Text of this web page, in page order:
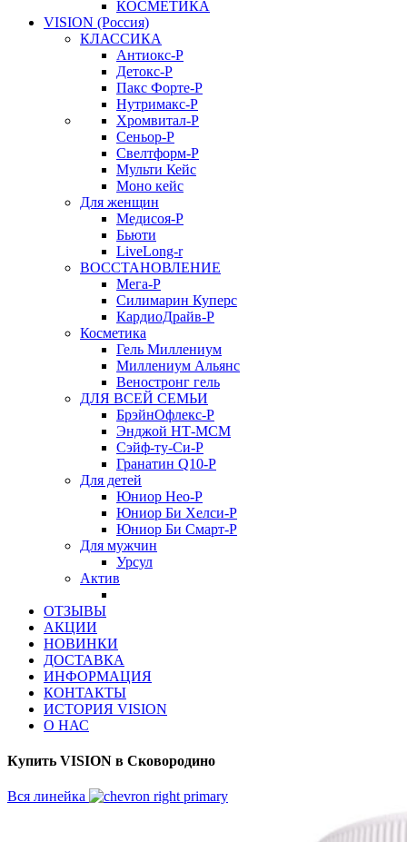
КОСМЕТИКА
VISION (Россия)
КЛАССИКА
Антиокс-Р
Детокс-Р
Пакс Форте-Р
Нутримакс-Р
Хромвитал-Р
Сеньор-Р
Свелтформ-Р
Мульти Кейс
Моно кейс
Для женщин
Медисоя-Р
Бьюти
LiveLong-r
ВОССТАНОВЛЕНИЕ
Мега-Р
Силимарин Куперс
КардиоДрайв-Р
Косметика
Гель Миллениум
Миллениум Альянс
Веностронг гель
ДЛЯ ВСЕЙ СЕМЬИ
БрэйнОфлекс-Р
Энджой НТ-МСМ
Сэйф-ту-Си-Р
Гранатин Q10-Р
Для детей
Юниор Нео-Р
Юниор Би Хелси-Р
Юниор Би Смарт-Р
Для мужчин
Урсул
Актив
ОТЗЫВЫ
АКЦИИ
НОВИНКИ
ДОСТАВКА
ИНФОРМАЦИЯ
КОНТАКТЫ
ИСТОРИЯ VISION
О НАС
Купить VISION в Сковородино
Вся линейка